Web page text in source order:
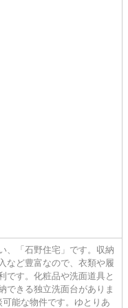
、「石野住宅」です。収納
など豊富なので、衣類や履
です。化粧品や洗面道具と
できる独立洗面台がありま
能な物件です。ゆとりあ